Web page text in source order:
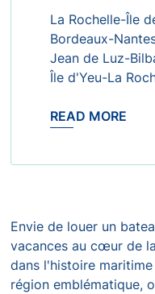
La Rochelle-Île
Bordeaux-
Jean de Luz-
Île d'Yeu-La
READ MORE
Envie de louer un
vacances au cœur de
dans l'histoire
région emblématique,